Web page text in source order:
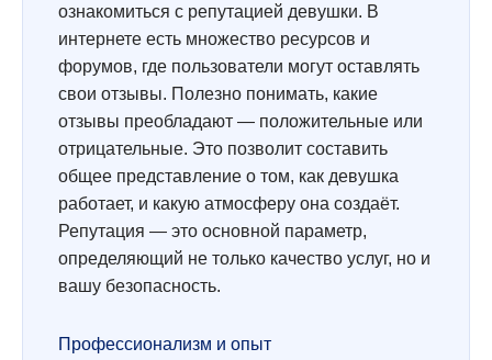
ознакомиться с репутацией девушки. В
интернете есть множество ресурсов и
форумов, где пользователи могут оставлять
свои отзывы. Полезно понимать, какие
отзывы преобладают — положительные или
отрицательные. Это позволит составить
общее представление о том, как девушка
работает, и какую атмосферу она создаёт.
Репутация — это основной параметр,
определяющий не только качество услуг, но и
вашу безопасность.
Профессионализм и опыт